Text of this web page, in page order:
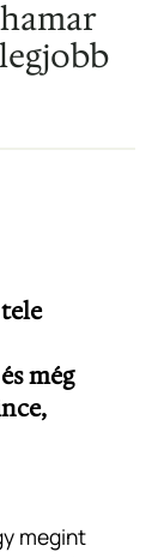
még
megint